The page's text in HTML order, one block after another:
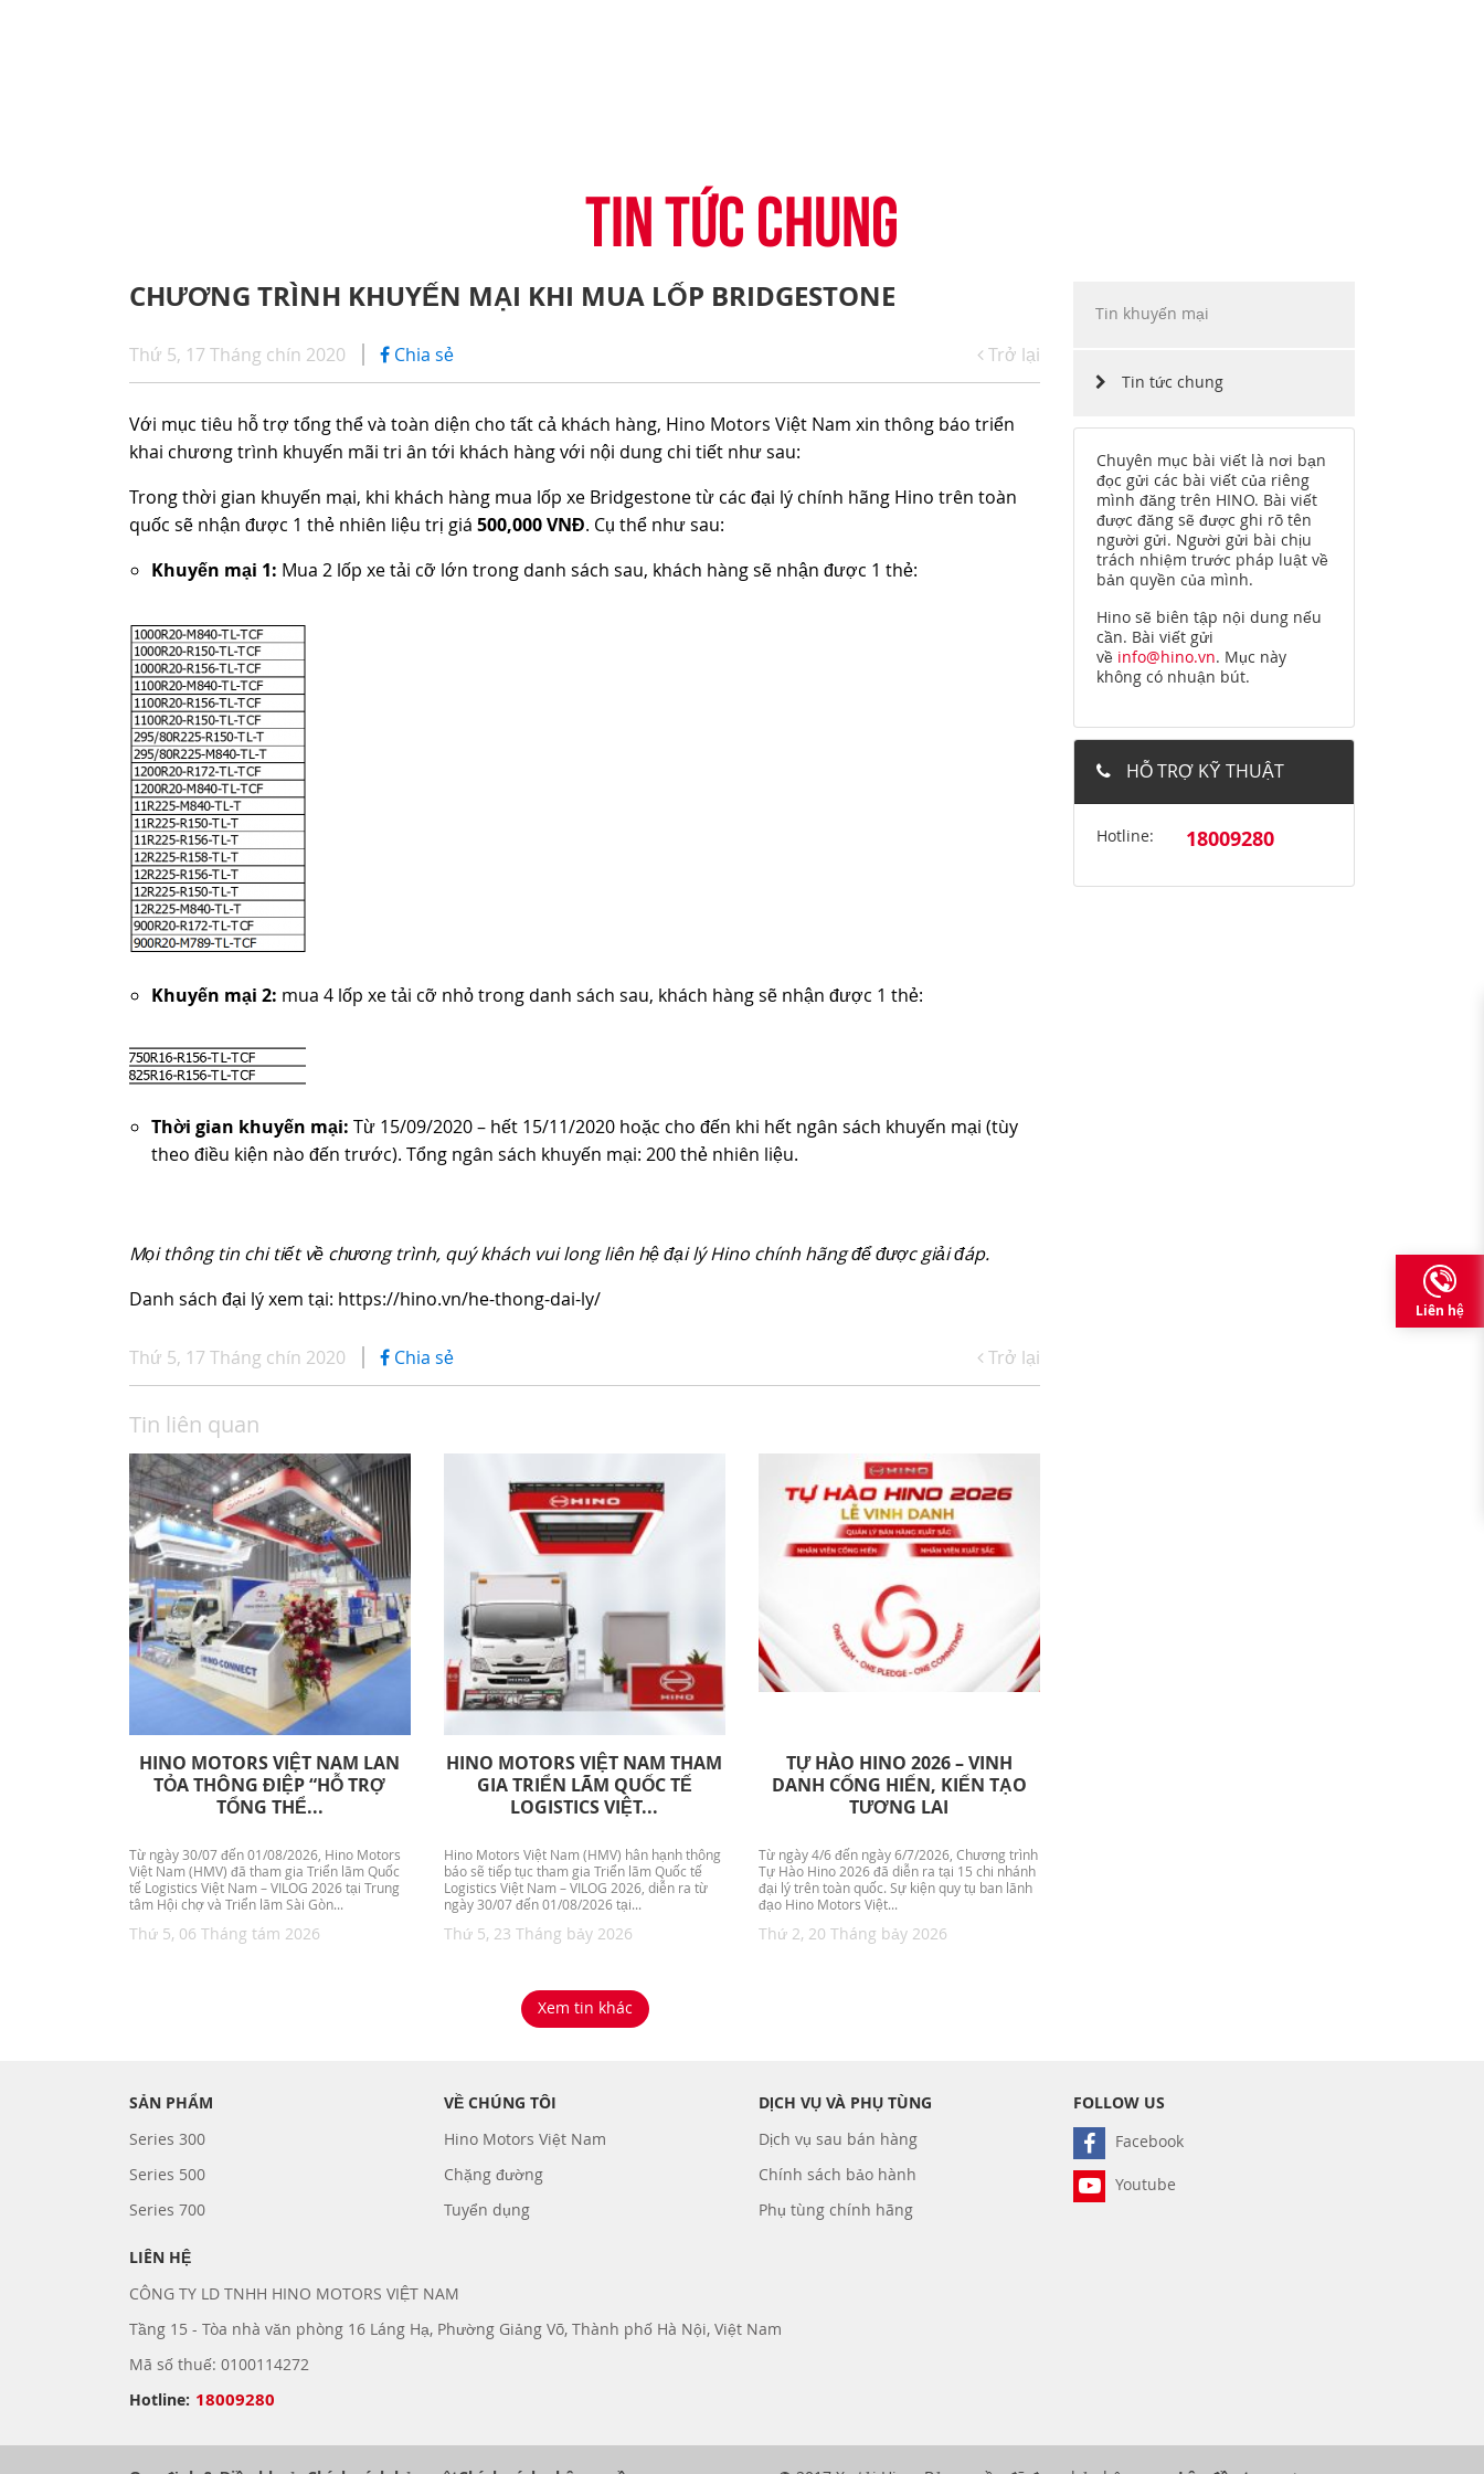
SERIES 700
(KL kéo theo: 39 tấn)
TIN TỨC CHUNG
CHƯƠNG TRÌNH KHUYẾN MẠI KHI MUA LỐP BRIDGESTONE
Thứ 5, 17 Tháng chín 2020 Chia sẻ Trở lại
Với mục tiêu hỗ trợ tổng thể và toàn diện cho tất cả khách hàng, Hino Motors Việt Nam xin thông báo triển
khai chương trình khuyến mãi tri ân tới khách hàng với nội dung chi tiết như sau:
Trong thời gian khuyến mại, khi khách hàng mua lốp xe Bridgestone từ các đại lý chính hãng Hino trên toàn
quốc sẽ nhận được 1 thẻ nhiên liệu trị giá 500,000 VNĐ. Cụ thể như sau:
Khuyến mại 1: Mua 2 lốp xe tải cỡ lớn trong danh sách sau, khách hàng sẽ nhận được 1 thẻ:
Khuyến mại 2: mua 4 lốp xe tải cỡ nhỏ trong danh sách sau, khách hàng sẽ nhận được 1 thẻ:
Thời gian khuyến mại: Từ 15/09/2020 – hết 15/11/2020 hoặc cho đến khi hết ngân sách khuyến mại (tùy
theo điều kiện nào đến trước). Tổng ngân sách khuyến mại: 200 thẻ nhiên liệu.
Mọi thông tin chi tiết về chương trình, quý khách vui long liên hệ đại lý Hino chính hãng để được giải đáp.
Danh sách đại lý xem tại: https://hino.vn/he-thong-dai-ly/
Thứ 5, 17 Tháng chín 2020 Chia sẻ Trở lại
Tin liên quan
HINO MOTORS VIỆT NAM LAN
TỎA THÔNG ĐIỆP “HỖ TRỢ
TỔNG THỂ...
Từ ngày 30/07 đến 01/08/2026, Hino Motors
Việt Nam (HMV) đã tham gia Triển lãm Quốc
tế Logistics Việt Nam – VILOG 2026 tại Trung
tâm Hội chợ và Triển lãm Sài Gòn...
Thứ 5, 06 Tháng tám 2026
HINO MOTORS VIỆT NAM THAM
GIA TRIỂN LÃM QUỐC TẾ
LOGISTICS VIỆT...
Hino Motors Việt Nam (HMV) hân hạnh thông
báo sẽ tiếp tục tham gia Triển lãm Quốc tế
Logistics Việt Nam – VILOG 2026, diễn ra từ
ngày 30/07 đến 01/08/2026 tại...
Thứ 5, 23 Tháng bảy 2026
TỰ HÀO HINO 2026 – VINH
DANH CỐNG HIẾN, KIẾN TẠO
TƯƠNG LAI
Từ ngày 4/6 đến ngày 6/7/2026, Chương trình
Tự Hào Hino 2026 đã diễn ra tại 15 chi nhánh
đại lý trên toàn quốc. Sự kiện quy tụ ban lãnh
đạo Hino Motors Việt...
Thứ 2, 20 Tháng bảy 2026
Xem tin khác
Tin khuyến mại
Tin tức chung
Chuyên mục bài viết là nơi bạn
đọc gửi các bài viết của riêng
mình đăng trên HINO. Bài viết
được đăng sẽ được ghi rõ tên
người gửi. Người gửi bài chịu
trách nhiệm trước pháp luật về
bản quyền của mình.
Hino sẽ biên tập nội dung nếu
cần. Bài viết gửi
về info@hino.vn. Mục này
không có nhuận bút.
HỖ TRỢ KỸ THUẬT
Hotline: 18009280
Liên hệ
SẢN PHẨM
Series 300
Series 500
Series 700
VỀ CHÚNG TÔI
Hino Motors Việt Nam
Chặng đường
Tuyển dụng
DỊCH VỤ VÀ PHỤ TÙNG
Dịch vụ sau bán hàng
Chính sách bảo hành
Phụ tùng chính hãng
FOLLOW US
Facebook
Youtube
LIÊN HỆ
CÔNG TY LD TNHH HINO MOTORS VIỆT NAM
Tầng 15 - Tòa nhà văn phòng 16 Láng Hạ, Phường Giảng Võ, Thành phố Hà Nội, Việt Nam
Mã số thuế: 0100114272
Hotline: 18009280